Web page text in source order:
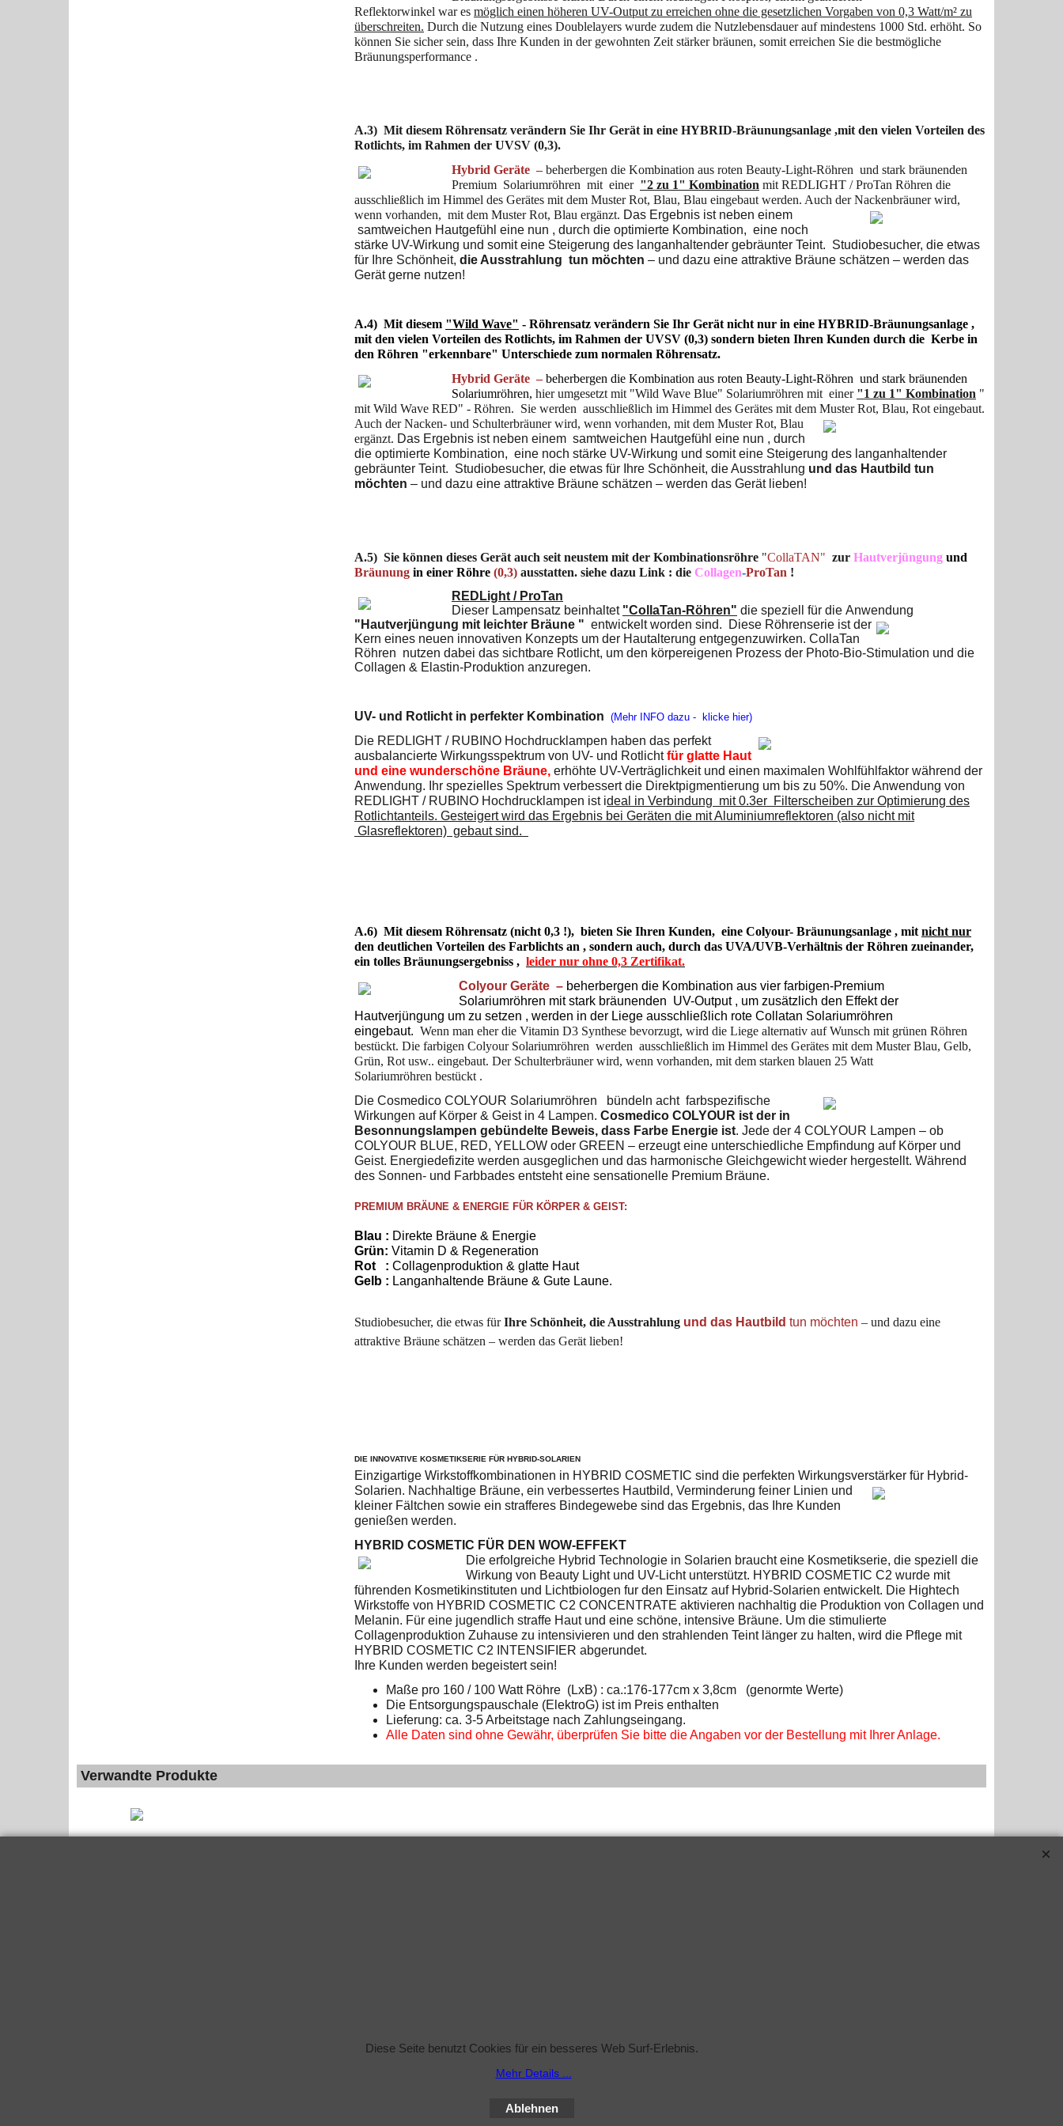
Reflektorwinkel war es möglich einen höheren UV-Output zu erreichen ohne die gesetzlichen Vorgaben von 0,3 Watt/m² zu
überschreiten. Durch die Nutzung eines Doublelayers wurde zudem die Nutzlebensdauer auf mindestens 1000 Std. erhöht. So
können Sie sicher sein, dass Ihre Kunden in der gewohnten Zeit stärker bräunen, somit erreichen Sie die bestmögliche
Bräunungsperformance .
A.3) Mit diesem Röhrensatz verändern Sie Ihr Gerät in eine HYBRID-Bräunungsanlage ,mit den vielen Vorteilen des
Rotlichts, im Rahmen der UVSV (0,3).
Hybrid Geräte –beherbergen die Kombination aus roten Beauty-Light-Röhren und stark bräunenden
Premium Solariumröhren mit einer "2 zu 1" Kombination mit REDLIGHT / ProTan Röhren die
ausschließlich im Himmel des Gerätes mit dem Muster Rot, Blau, Blau eingebaut werden. Auch der Nackenbräuner wird,
wenn vorhanden, mit dem Muster Rot, Blau ergänzt. Das Ergebnis ist neben einem
samtweichen Hautgefühl eine nun , durch die optimierte Kombination, eine noch
stärke UV-Wirkung und somit eine Steigerung des langanhaltender gebräunter Teint. Studiobesucher, die etwas
für Ihre Schönheit, die Ausstrahlung tun möchten – und dazu eine attraktive Bräune schätzen – werden das
Gerät gerne nutzen!
A.4) Mit diesem "Wild Wave" - Röhrensatz verändern Sie Ihr Gerät nicht nur in eine HYBRID-Bräunungsanlage ,
mit den vielen Vorteilen des Rotlichts, im Rahmen der UVSV (0,3) sondern bieten Ihren Kunden durch die Kerbe in
den Röhren "erkennbare" Unterschiede zum normalen Röhrensatz.
Hybrid Geräte – beherbergen die Kombination aus roten Beauty-Light-Röhren und stark bräunenden
Solariumröhren, hier umgesetzt mit "Wild Wave Blue" Solariumröhren mit einer "1 zu 1" Kombination "
mit Wild Wave RED" - Röhren. Sie werden ausschließlich im Himmel des Gerätes mit dem Muster Rot, Blau, Rot eingebaut.
Auch der Nacken- und Schulterbräunerwird, wenn vorhanden, mit dem Muster Rot, Blau
ergänzt. Das Ergebnis ist neben einem samtweichen Hautgefühl eine nun , durch
die optimierte Kombination, eine noch stärke UV-Wirkung und somit eine Steigerung des langanhaltender
gebräunter Teint. Studiobesucher, die etwas für Ihre Schönheit, die Ausstrahlung und das Hautbild tun
möchten – und dazu eine attraktive Bräune schätzen – werden das Gerät lieben!
A.5) Sie können dieses Gerät auch seit neustem mit der Kombinationsröhre "CollaTAN" zur Hautverjüngung und
Bräunung in einer Röhre (0,3) ausstatten. siehe dazu Link : die Collagen-ProTan !
REDLight / ProTan
Dieser Lampensatz beinhaltet "CollaTan-Röhren" die speziell für die Anwendung
"Hautverjüngung mit leichter Bräune " entwickelt worden sind. Diese Röhrenserie ist der
Kern eines neuen innovativen Konzepts um der Hautalterung entgegenzuwirken. CollaTan
Röhren nutzen dabei das sichtbare Rotlicht, um den körpereigenen Prozess der Photo-Bio-Stimulation und die
Collagen & Elastin-Produktion anzuregen.
UV- und Rotlicht in perfekter Kombination (Mehr INFO dazu - klicke hier)
Die REDLIGHT / RUBINO Hochdrucklampen haben das perfekt
ausbalancierte Wirkungsspektrum von UV- und Rotlichtfür glatte Haut
und eine wunderschöne Bräune, erhöhte UV-Verträglichkeit und einen maximalen Wohlfühlfaktor während der
Anwendung. Ihr spezielles Spektrum verbessert die Direktpigmentierung um bis zu 50%. Die Anwendung von
REDLIGHT / RUBINO Hochdrucklampen ist ideal in Verbindung mit 0.3er Filterscheiben zur Optimierung des
Rotlichtanteils. Gesteigert wird das Ergebnis bei Geräten die mit Aluminiumreflektoren (also nicht mit
Glasreflektoren) gebaut sind.
A.6) Mit diesem Röhrensatz (nicht 0,3 !), bieten Sie Ihren Kunden, eine Colyour- Bräunungsanlage , mit nicht nur
den deutlichen Vorteilen des Farblichts an , sondern auch, durch das UVA/UVB-Verhältnis der Röhren zueinander,
ein tolles Bräunungsergebniss , leider nur ohne 0,3 Zertifikat.
Colyour Geräte – beherbergen die Kombination aus vier farbigen-Premium
Solariumröhren mit stark bräunenden UV-Output , um zusätzlich den Effekt der
Hautverjüngung um zu setzen , werden in der Liege ausschließlich rote Collatan Solariumröhren
eingebaut. Wenn man eher die Vitamin D3 Synthese bevorzugt, wird die Liege alternativ auf Wunsch mit grünen Röhren
bestückt. Die farbigen Colyour Solariumröhren werden ausschließlich im Himmel des Gerätes mit dem Muster Blau, Gelb,
Grün, Rot usw.. eingebaut. Der Schulterbräuner wird, wenn vorhanden, mit dem starken blauen 25 Watt
Solariumröhren bestückt .
Die Cosmedico COLYOUR Solariumröhren bündeln acht farbspezifische
Wirkungen auf Körper & Geist in 4 Lampen. Cosmedico COLYOUR ist der in
Besonnungslampen gebündelte Beweis, dass Farbe Energie ist. Jede der 4 COLYOUR Lampen – ob
COLYOUR BLUE, RED, YELLOW oder GREEN – erzeugt eine unterschiedliche Empfindung auf Körper und
Geist. Energiedefizite werden ausgeglichen und das harmonische Gleichgewicht wieder hergestellt. Während
des Sonnen- und Farbbades entsteht eine sensationelle Premium Bräune.
PREMIUM BRÄUNE & ENERGIE FÜR KÖRPER & GEIST:
Blau : Direkte Bräune & Energie
Grün: Vitamin D & Regeneration
Rot : Collagenproduktion & glatte Haut
Gelb : Langanhaltende Bräune & Gute Laune.
Studiobesucher, die etwas fürIhre Schönheit, die Ausstrahlung und das Hautbild tun möchten – und dazu eine
attraktive Bräune schätzen – werden das Gerät lieben!
DIE INNOVATIVE KOSMETIKSERIE FÜR HYBRID-SOLARIEN
Einzigartige Wirkstoffkombinationen in HYBRID COSMETIC sind die perfekten Wirkungsverstärker für Hybrid-
Solarien. Nachhaltige Bräune, ein verbessertes Hautbild, Verminderung feiner Linien und
kleiner Fältchen sowie ein strafferes Bindegewebe sind das Ergebnis, das Ihre Kunden
genießen werden.
HYBRID COSMETIC FÜR DEN WOW-EFFEKT
Die erfolgreiche Hybrid Technologie in Solarien braucht eine Kosmetikserie, die speziell die
Wirkung von Beauty Light und UV-Licht unterstützt. HYBRID COSMETIC C2 wurde mit
führenden Kosmetikinstituten und Lichtbiologen fur den Einsatz auf Hybrid-Solarien entwickelt. Die Hightech
Wirkstoffe von HYBRID COSMETIC C2 CONCENTRATE aktivieren nachhaltig die Produktion von Collagen und
Melanin. Für eine jugendlich straffe Haut und eine schöne, intensive Bräune. Um die stimulierte
Collagenproduktion Zuhause zu intensivieren und den strahlenden Teint länger zu halten, wird die Pflege mit
HYBRID COSMETIC C2 INTENSIFIER abgerundet.
Ihre Kunden werden begeistert sein!
Maße pro 160 / 100 Watt Röhre (LxB) : ca.:176-177cm x 3,8cm (genormte Werte)
Die Entsorgungspauschale (ElektroG) ist im Preis enthalten
Lieferung: ca. 3-5 Arbeitstage nach Zahlungseingang.
Alle Daten sind ohne Gewähr, überprüfen Sie bitte die Angaben vor der Bestellung mit Ihrer Anlage.
Verwandte Produkte
Diese Seite benutzt Cookies für ein besseres Web Surf-Erlebnis.
Mehr Details ...
Ablehnen